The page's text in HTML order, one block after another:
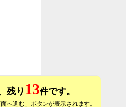
残り 13件です。
へ進む」ボタンが表示されます。